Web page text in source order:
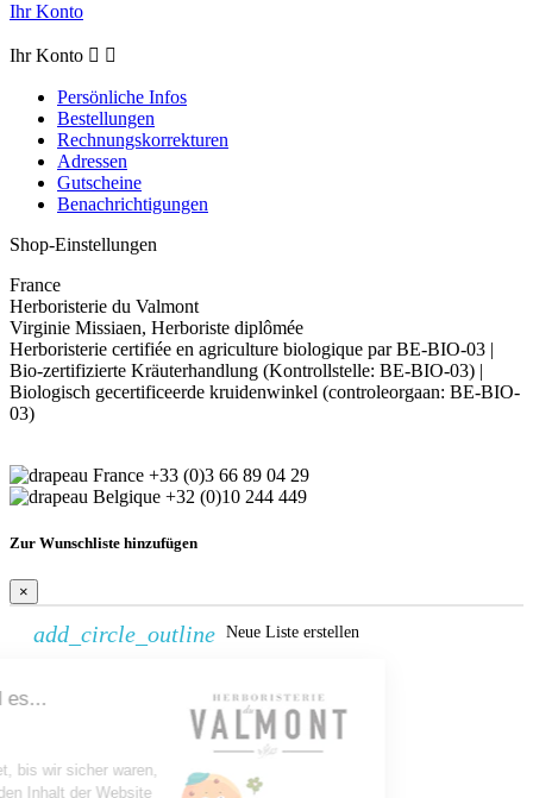
Ohne Einwilligung fortfahren
Hallo, wir sind es...
Wir haben gewartet, bis wir sicher waren,
dass Sie sich für den Inhalt der Website
Ihr Konto
Ihr Konto  
Persönliche Infos
Bestellungen
Rechnungskorrekturen
Adressen
Gutscheine
Benachrichtigungen
Shop-Einstellungen
France
Herboristerie du Valmont
Virginie Missiaen, Herboriste diplômée
Herboristerie certifiée en agriculture biologique par BE-BIO-03 |
Bio-zertifizierte Kräuterhandlung (Kontrollstelle: BE-BIO-03) |
Biologisch gecertificeerde kruidenwinkel (controleorgaan: BE-BIO-
03)
+33 (0)3 66 89 04 29
+32 (0)10 244 449
Zur Wunschliste hinzufügen
×
add_circle_outline Neue Liste erstellen
Wunschliste erstellen
Name der Wunschliste
Stornieren Wunschliste erstellen